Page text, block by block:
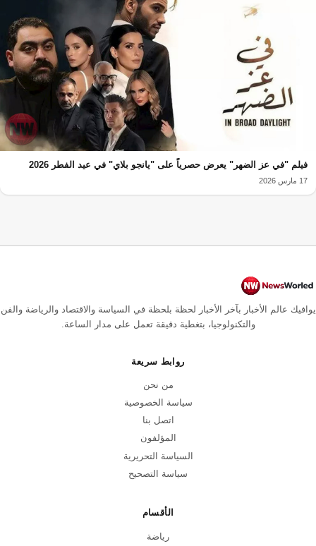
فيلم "في عز الضهر" يعرض حصرياً على "يانجو بلاي" في عيد الفطر 2026
17 مارس 2026
يوافيك عالم الأخبار بآخر الأخبار لحظة بلحظة في السياسة والاقتصاد والرياضة والفن
والتكنولوجيا، بتغطية دقيقة تعمل على مدار الساعة.
روابط سريعة
من نحن
سياسة الخصوصية
اتصل بنا
المؤلفون
السياسة التحريرية
سياسة التصحيح
الأقسام
رياضة